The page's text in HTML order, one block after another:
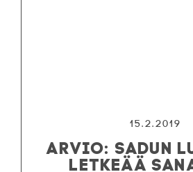
15.2.2019
ARVIO: SADUN
LETKEÄÄ